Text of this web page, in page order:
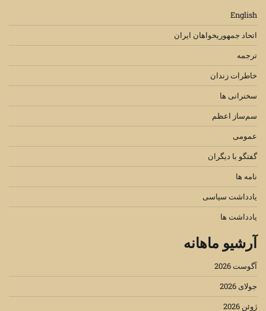
English
اتحاد جمهوریخواهان ایران
ترجمه
خاطرات زندان
سخنرانی ها
سم‌ساز اعظم
عمومی
گفتگو با دیگران
نامه ها
یادداشت سیاسی
یادداشت ها
آرشیو ماهانه
آگوست 2026
جولای 2026
ژوئن 2026